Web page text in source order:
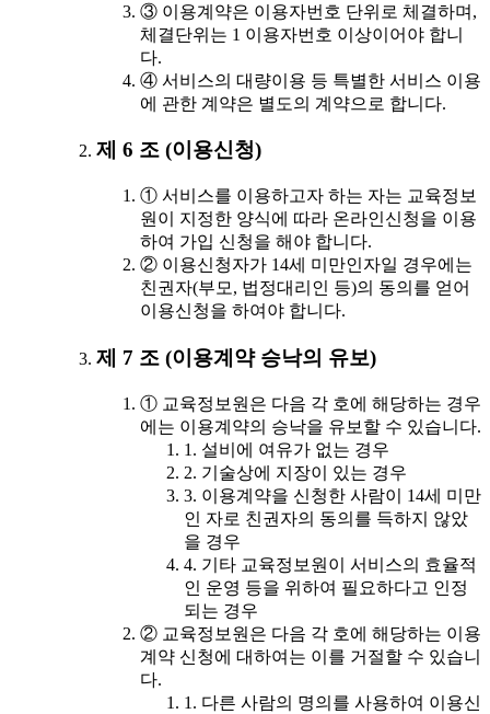
③ 이용계약은 이용자번호 단위로 체결하며,
체결단위는 1 이용자번호 이상이어야 합니
다.
④ 서비스의 대량이용 등 특별한 서비스 이용
에 관한 계약은 별도의 계약으로 합니다.
제 6 조 (이용신청)
① 서비스를 이용하고자 하는 자는 교육정보
원이 지정한 양식에 따라 온라인신청을 이용
하여 가입 신청을 해야 합니다.
② 이용신청자가 14세 미만인자일 경우에는
친권자(부모, 법정대리인 등)의 동의를 얻어
이용신청을 하여야 합니다.
제 7 조 (이용계약 승낙의 유보)
① 교육정보원은 다음 각 호에 해당하는 경우
에는 이용계약의 승낙을 유보할 수 있습니다.
1. 설비에 여유가 없는 경우
2. 기술상에 지장이 있는 경우
3. 이용계약을 신청한 사람이 14세 미만
인 자로 친권자의 동의를 득하지 않았
을 경우
4. 기타 교육정보원이 서비스의 효율적
인 운영 등을 위하여 필요하다고 인정
되는 경우
② 교육정보원은 다음 각 호에 해당하는 이용
계약 신청에 대하여는 이를 거절할 수 있습니
다.
1. 다른 사람의 명의를 사용하여 이용신